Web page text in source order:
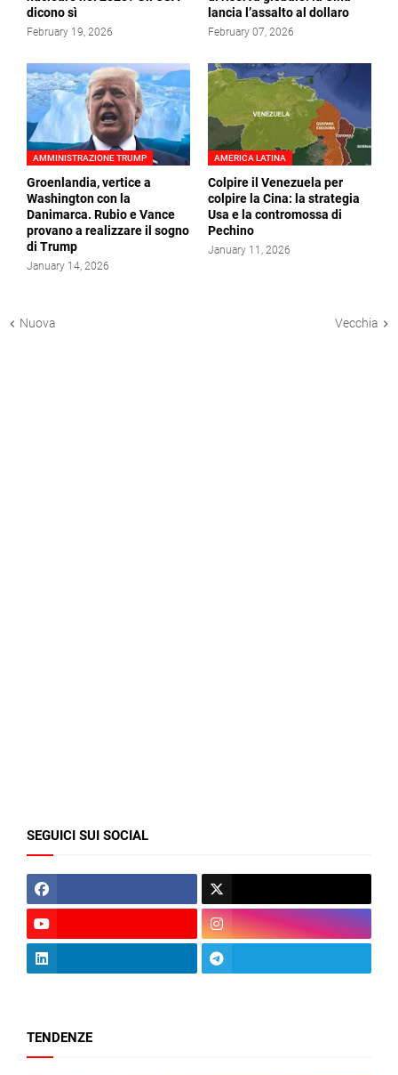
dicono sì
February 19, 2026
lancia l’assalto al dollaro
February 07, 2026
AMMINISTRAZIONE TRUMP
Groenlandia, vertice a
Washington con la
Danimarca. Rubio e Vance
provano a realizzare il sogno
di Trump
January 14, 2026
AMERICA LATINA
Colpire il Venezuela per
colpire la Cina: la strategia
Usa e la contromossa di
Pechino
January 11, 2026
Nuova Vecchia
SEGUICI SUI SOCIAL
TENDENZE